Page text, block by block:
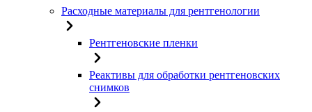
Расходные материалы для рентгенологии
Рентгеновские пленки
Реактивы для обработки рентгеновских
снимков